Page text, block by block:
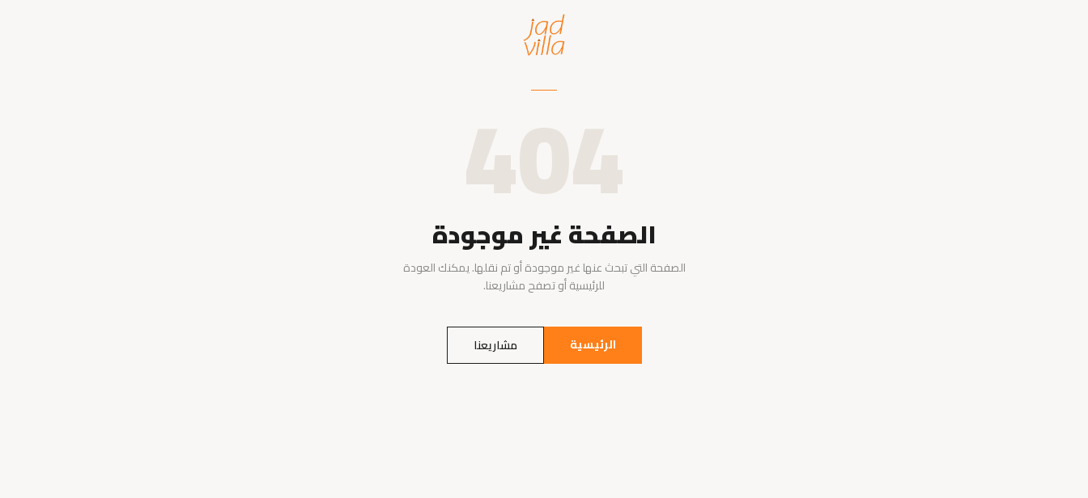
404
الصفحة غير موجودة
الصفحة التي تبحث عنها غير موجودة أو تم نقلها. يمكنك العودة
للرئيسية أو تصفح مشاريعنا.
الرئيسية مشاريعنا